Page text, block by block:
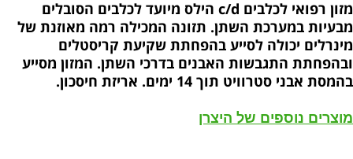
מזון רפואי לכלבים c/d הילס מיועד לכלבים הסובלים
מבעיות במערכת השתן. תזונה המכילה רמה מאוזנת של
מינרלים יכולה לסייע בהפחתת שקיעת קריסטלים
ובהפחתת התגבשות האבנים בדרכי השתן. המזון מסייע
בהמסת אבני סטרוויט תוך 14 ימים. אריזת חיסכון.
מוצרים נוספים של היצרן